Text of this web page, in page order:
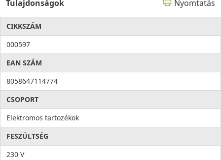
Tulajdonságok Nyomtatás
CIKKSZÁM
000597
EAN SZÁM
8058647114774
CSOPORT
Elektromos tartozékok
FESZÜLTSÉG
230 V